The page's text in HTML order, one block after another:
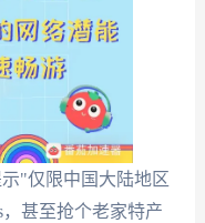
"仅限中国大陆地区
甚至抢个老家特产